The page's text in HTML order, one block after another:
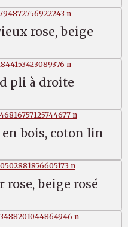
rose, beige
pli à droite
bois, coton lin
rose, beige rosé